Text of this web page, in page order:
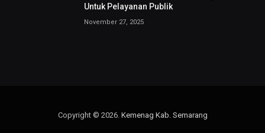
Untuk Pelayanan Publik
November 27, 2025
Copyright © 2026. Kemenag Kab. Semarang